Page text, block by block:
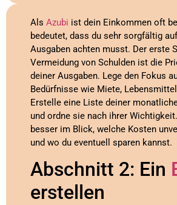
Als Azubi ist dein Einkommen oft
bedeutet, dass du sehr sorgfältig
Ausgaben achten musst. Der erste
Vermeidung von Schulden ist die
deiner Ausgaben. Lege den Fokus
Bedürfnisse wie Miete,
Erstelle eine Liste deiner
und ordne sie nach ihrer
besser im Blick, welche Kosten
und wo du eventuell sparen kannst.
Abschnitt 2: Ein
erstellen